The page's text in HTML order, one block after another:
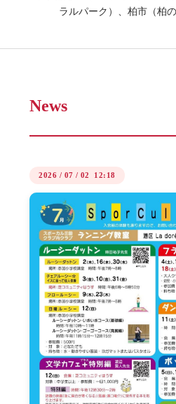
ラルパーク）、柏市（柏
News
2026 / 07 / 02 12:18